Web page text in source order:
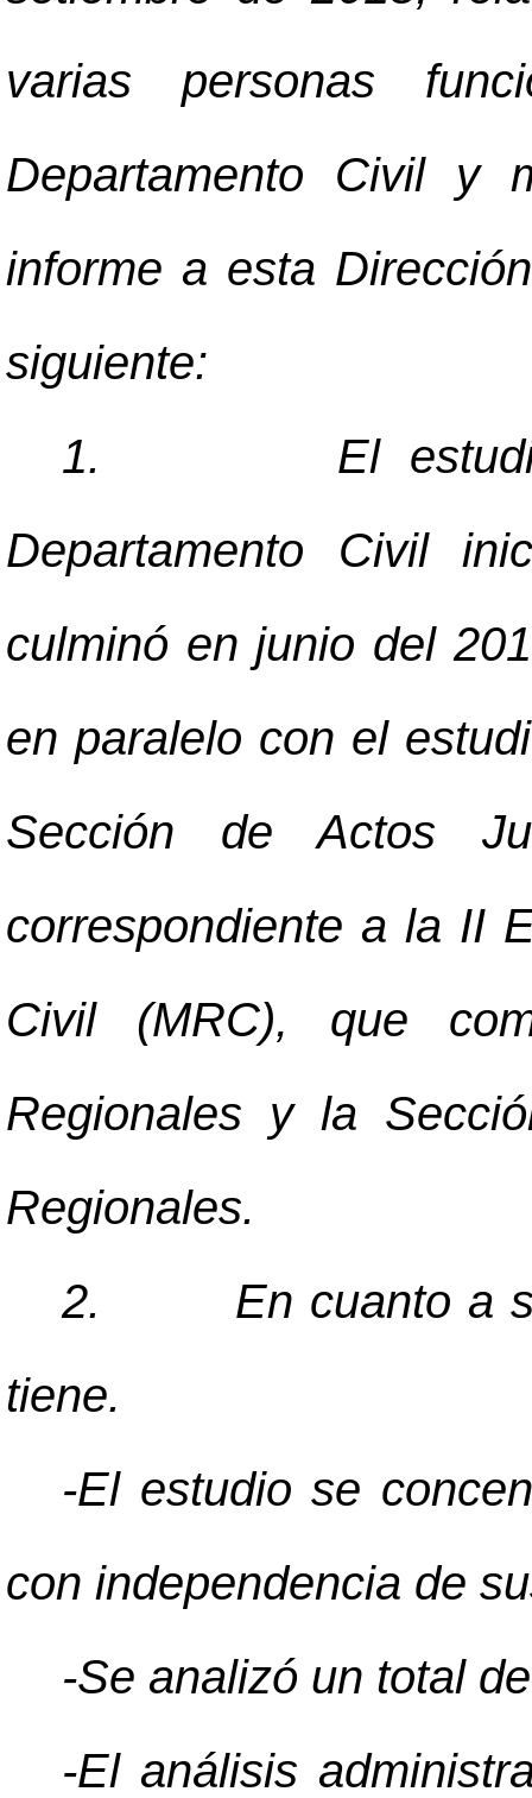
varias personas
Departamento Civil y
informe a esta
siguiente:
1.
El
Departamento Civil
culminó en junio del
en paralelo con el
Sección de Actos
correspondiente a la II
Civil (MRC), que
Regionales y la
Regionales.
2.
En cuanto a
tiene.
-El estudio se
con independencia de
-Se analizó un total
-El análisis